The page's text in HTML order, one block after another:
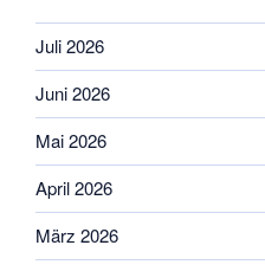
Juli 2026
Juni 2026
Mai 2026
April 2026
März 2026